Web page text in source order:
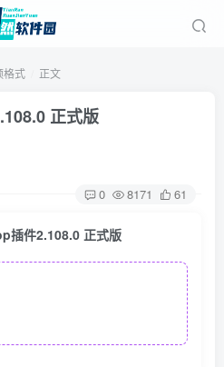
格式 正文
正式版
0 8171 61
插件2.108.0 正式版